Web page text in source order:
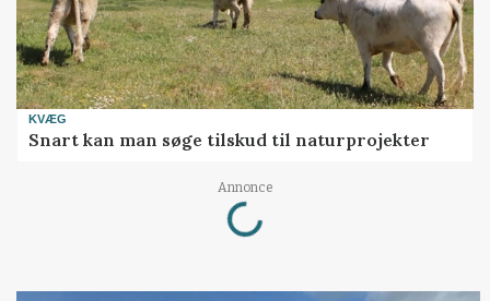
KVÆG
Snart kan man søge tilskud til naturprojekter
Annonce
Loading...